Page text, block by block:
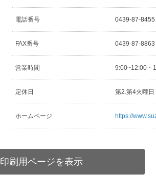
電話番号 0439-87-8455
FAX番号 0439-87-
営業時間 9:00~12:00・
定休日 第2.第4火曜
ホームページ https://
印刷用ページを表示